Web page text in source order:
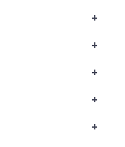
+
+
+
+
+